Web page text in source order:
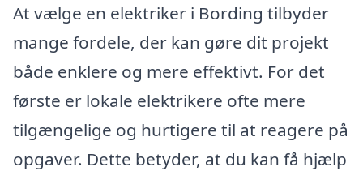
At vælge en elektriker i Bording tilbyder
mange fordele, der kan gøre dit projekt
både enklere og mere effektivt. For det
første er lokale elektrikere ofte mere
tilgængelige og hurtigere til at reagere på
opgaver. Dette betyder, at du kan få hjælp